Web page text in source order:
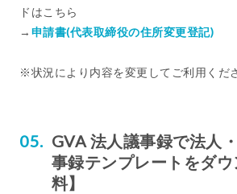
ドはこちら
→ 申請書(代表取締役の住所変更登記)
※状況により内容を変更してご利用くだ
GVA 法人議事録で法人
事録テンプレートをダ
料】